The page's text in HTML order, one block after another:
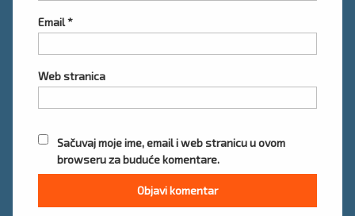
Email*
Web stranica
Sačuvaj moje ime, email i web stranicu u ovom
browseru za buduće komentare.